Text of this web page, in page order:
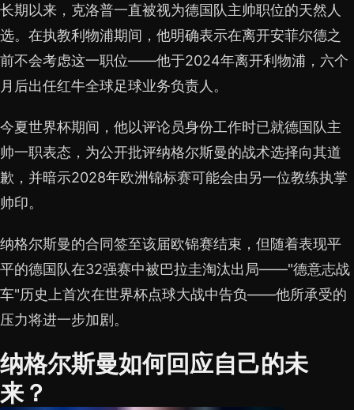
长期以来，克洛普一直被视为德国队主帅职位的天然人
选。在执教利物浦期间，他明确表示在离开安菲尔德之
前不会考虑这一职位——他于2024年离开利物浦，六个
月后出任红牛全球足球业务负责人。
今夏世界杯期间，他以评论员身份工作时已就德国队主
帅一职表态，为公开批评纳格尔斯曼的战术选择向其道
歉，并暗示2028年欧洲锦标赛可能会由另一位教练执掌
帅印。
纳格尔斯曼的合同签至该届欧锦赛结束，但随着表现平
平的德国队在32强赛中被巴拉圭淘汰出局——"德意志战
车"历史上首次在世界杯点球大战中告负——他所承受的
压力将进一步加剧。
纳格尔斯曼如何回应自己的未
来？